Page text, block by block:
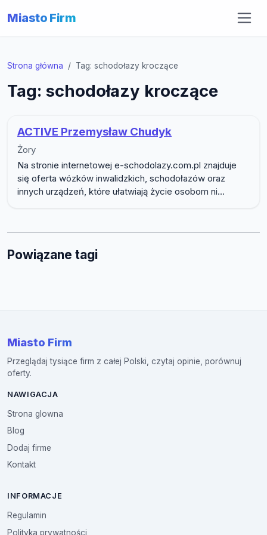
Miasto Firm
Strona główna Tag: schodołazy kroczące
Tag: schodołazy kroczące
ACTIVE Przemysław Chudyk
Żory
Na stronie internetowej e-schodolazy.com.pl znajduje
się oferta wózków inwalidzkich, schodołazów oraz
innych urządzeń, które ułatwiają życie osobom ni...
Powiązane tagi
Miasto Firm
Przeglądaj tysiące firm z całej Polski, czytaj opinie, porównuj
oferty.
NAWIGACJA
Strona glowna
Blog
Dodaj firme
Kontakt
INFORMACJE
Regulamin
Polityka prywatności